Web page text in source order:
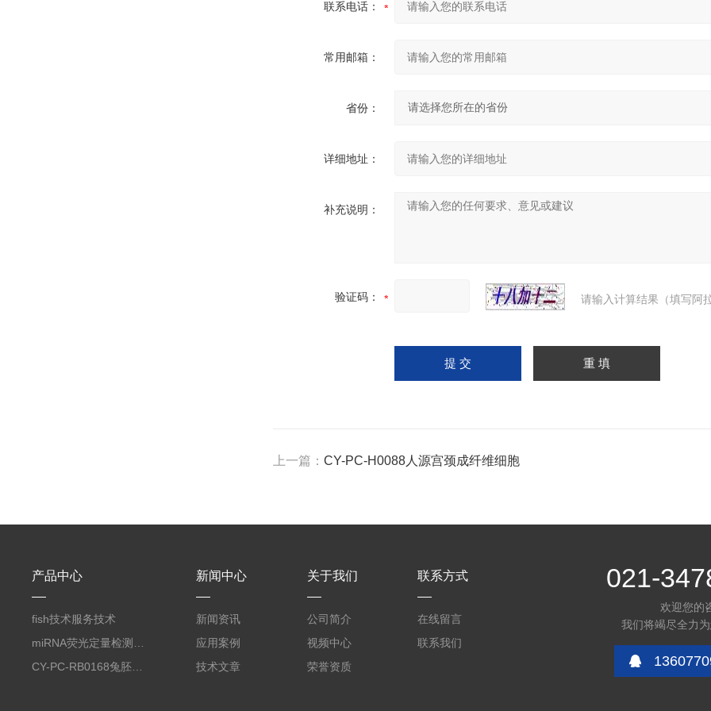
联系电话：
常用邮箱：
省份：
详细地址：
补充说明：
验证码： 请输入计算结果（填写阿
上一篇： CY-PC-H0088人源宫颈成纤维细胞
产品中心
fish技术服务技术
新闻中心
新闻资讯
应用案例
技术文章
关于我们
公司简介
视频中心
荣誉资质
联系方式
在线留言
联系我们
021-
欢迎您的
我们将竭尽全力